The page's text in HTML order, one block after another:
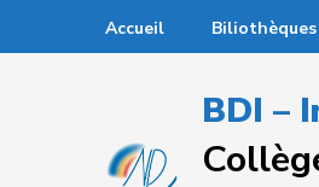
au
Accueil Biliothèques
BDI –